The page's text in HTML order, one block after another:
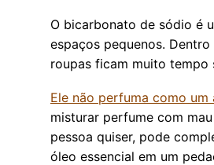
O bicarbonato de sódio é
espaços pequenos.
roupas ficam muito tempo
Ele não perfuma como um
misturar perfume com
pessoa quiser, pode
óleo essencial em um